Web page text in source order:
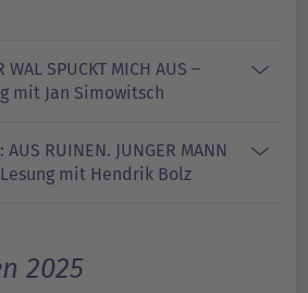
WAL SPUCKT MICH AUS –
mit Jan Simowitsch
AUS RUINEN. JUNGER MANN
Lesung mit Hendrik Bolz
2025